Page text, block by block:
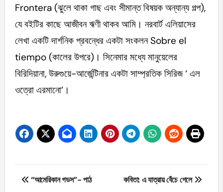
Frontera (ঝুলে থাকা গাছ এবং সীমান্ত বিষয়ক অন্যান্য গল্প),
যে বইটির কাছে আজীবন ঋণী থাকব আমি। নরবার্ট এলিয়াসের
লেখা একটি দার্শনিক প্রবন্ধের একটা সংকলন Sobre el
tiempo (কালের উপরে)। সিনেমার মধ্যে মানুয়েলের
বিরিদিয়ানা, উরুগুয়ে-আর্জেন্টিনার একটা সাম্প্রতিক সিরিজ ‘ এল
ওত্রো এরমানো’।
Post
“আমেরিকান গডস”- পাঠ
কবিতা: এ যাত্রায় বেঁচে গেলে